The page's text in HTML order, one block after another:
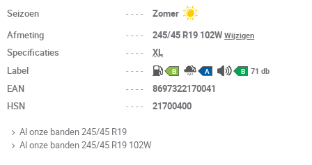
Seizoen
----
Zomer
Afmeting
---- 245/45 R19 102WWijzigen
Specificaties ----
XL
Label
---- B A B 71 db
EAN ----
8697322170041
HSN
---- 21700400
Al onze banden 245/45 R19
Al onze banden 245/45 R19 102W